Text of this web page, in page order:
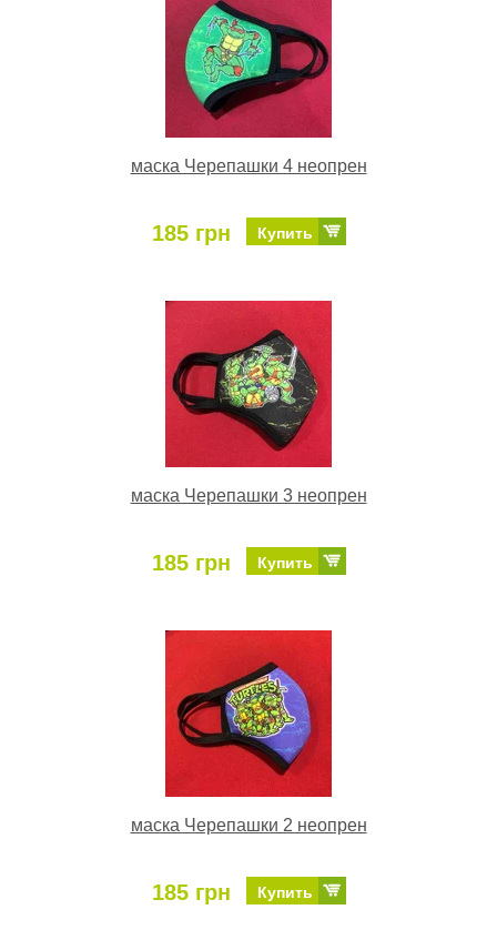
маска Черепашки 4 неопрен
185 грн Купить
маска Черепашки 3 неопрен
185 грн Купить
маска Черепашки 2 неопрен
185 грн Купить